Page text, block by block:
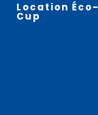
Location Éco-
Cup